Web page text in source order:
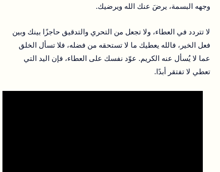
وجهه البسمة، يرضَ عنك الله ويرضيك.
لا تتردد في العطاء، ولا تجعل من التحري والتدقيق حاجزًا بينك وبين
فعل الخير، فالله يعطيك ما لا تستحقه من فضله، فلا تسأل الخلق
عما لا يُسأل عنه الكريم. عوّد نفسك على العطاء، فإن اليد التي
تعطي لا تفتقر أبدًا.